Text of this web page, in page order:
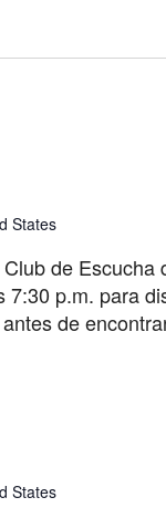
States
de
p.m. para
de
States